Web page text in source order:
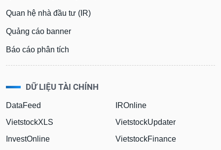
Quan hệ nhà đầu tư (IR)
Quảng cáo banner
Báo cáo phân tích
DỮ LIỆU TÀI CHÍNH
DataFeed
VietstockXLS
InvestOnline
IROnline
VietstockUpdater
VietstockFinance